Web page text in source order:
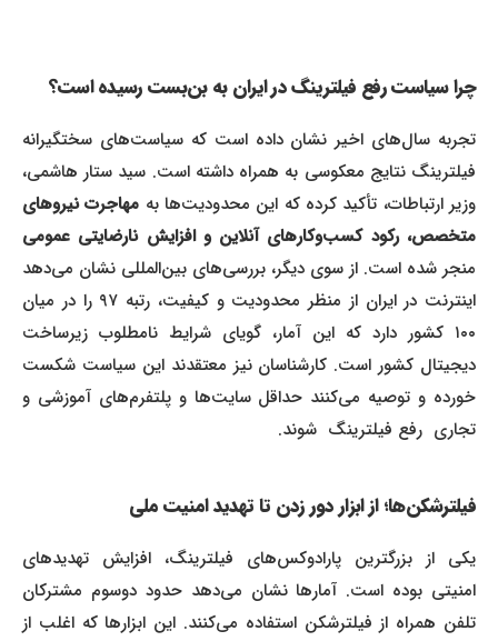
چرا سیاست رفع فیلترینگ در ایران به بن‌بست رسیده است؟
تجربه سال‌های اخیر نشان داده است که سیاست‌های سختگیرانه
فیلترینگ نتایج معکوسی به همراه داشته است. سید ستار هاشمی،
وزیر ارتباطات، تأکید کرده که این محدودیت‌ها به مهاجرت نیروهای
متخصص، رکود کسب‌وکارهای آنلاین و افزایش نارضایتی عمومی
منجر شده است. از سوی دیگر، بررسی‌های بین‌المللی نشان می‌دهد
اینترنت در ایران از منظر محدودیت و کیفیت، رتبه ۹۷ را در میان
۱۰۰ کشور دارد که این آمار، گویای شرایط نامطلوب زیرساخت
دیجیتال کشور است. کارشناسان نیز معتقدند این سیاست شکست
خورده و توصیه می‌کنند حداقل سایت‌ها و پلتفرم‌های آموزشی و
تجاری رفع فیلترینگ شوند.
فیلترشکن‌ها؛ از ابزار دور زدن تا تهدید امنیت ملی
یکی از بزرگترین پارادوکس‌های فیلترینگ، افزایش تهدیدهای
امنیتی بوده است. آمارها نشان می‌دهد حدود دوسوم مشترکان
تلفن همراه از فیلترشکن استفاده می‌کنند. این ابزارها که اغلب از